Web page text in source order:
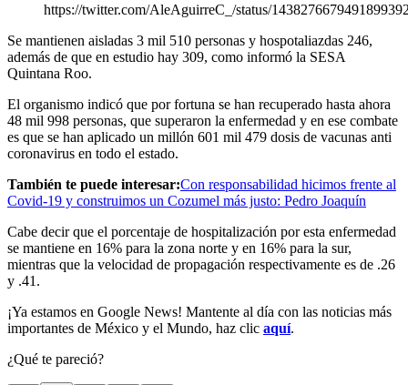
https://twitter.com/AleAguirreC_/status/
Se mantienen aisladas 3 mil 510 personas y hospotaliazdas 246,
además de que en estudio hay 309, como informó la SESA
Quintana Roo.
El organismo indicó que por fortuna se han recuperado hasta ahora
48 mil 998 personas, que superaron la enfermedad y en ese combate
es que se han aplicado un millón 601 mil 479 dosis de vacunas anti
coronavirus en todo el estado.
También te puede interesar:Con responsabilidad hicimos frente al
Covid-19 y construimos un Cozumel más justo: Pedro Joaquín
Cabe decir que el porcentaje de hospitalización por esta enfermedad
se mantiene en 16% para la zona norte y en 16% para la sur,
mientras que la velocidad de propagación respectivamente es de .26
y .41.
¡Ya estamos en Google News! Mantente al día con las noticias más
importantes de México y el Mundo, haz clic aquí.
¿Qué te pareció?